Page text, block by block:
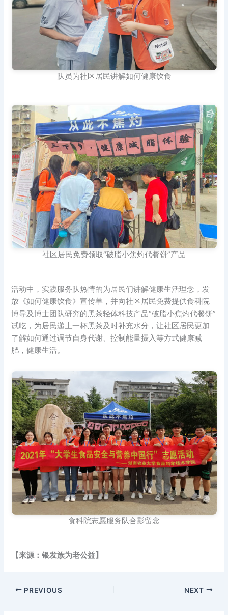
队员为社区居民讲解如何健康饮食
社区居民免费领取“破脂小焦灼代餐饼”产品
活动中，实践服务队热情的为居民们讲解健康生活理念，发
放《如何健康饮食》宣传单，并向社区居民免费提供食科院
博导及博士团队研究的黑茶轻体科技产品“破脂小焦灼代餐饼”
试吃，为居民递上一杯黑茶及时补充水分，让社区居民更加
了解如何通过调节自身代谢、控制能量摄入等方式健康减
肥，健康生活。
食科院志愿服务队合影留念
【来源：银发族为老公益】
PREVIOUS NEXT